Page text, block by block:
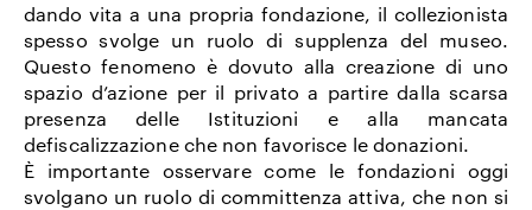
dando vita a una propria fondazione, il collezionista
spesso svolge un ruolo di supplenza del museo.
Questo fenomeno è dovuto alla creazione di uno
spazio d’azione per il privato a partire dalla scarsa
presenza delle Istituzioni e alla mancata
defiscalizzazione che non favorisce le donazioni.
È importante osservare come le fondazioni oggi
svolgano un ruolo di committenza attiva, che non si